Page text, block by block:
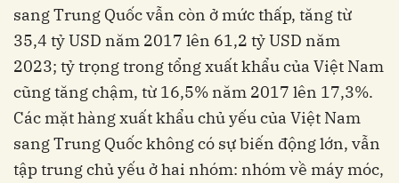
sang Trung Quốc vẫn còn ở mức thấp, tăng từ
35,4 tỷ USD năm 2017 lên 61,2 tỷ USD năm
2023; tỷ trọng trong tổng xuất khẩu của Việt Nam
cũng tăng chậm, từ 16,5% năm 2017 lên 17,3%.
Các mặt hàng xuất khẩu chủ yếu của Việt Nam
sang Trung Quốc không có sự biến động lớn, vẫn
tập trung chủ yếu ở hai nhóm: nhóm về máy móc,